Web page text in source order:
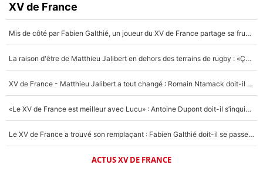
XV de France
Mis de côté par Fabien Galthié, un joueur du XV de France partage sa frustration : «ils ne me l’ont pas dit tout de suite»
La raison d'être de Matthieu Jalibert en dehors des terrains de rugby : «Ça m'atteint autant que si tu touches à un membre de ma famille»
XV de France - Matthieu Jalibert a tout changé : Romain Ntamack doit-il s’inquiéter pour sa place à un an de la Coupe du monde ?
«Le XV de France est meilleur avec Lucu» : Antoine Dupont doit-il s’inquiéter pour sa place ?
Le XV de France a trouvé son remplaçant : Fabien Galthié doit-il se passer d'Antoine Dupont ?
ACTUS XV DE FRANCE